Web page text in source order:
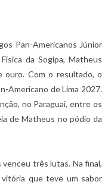
Pan-Americanos Júnior
da Sogipa, Matheus
ouro. Com o resultado, o
Americano de Lima 2027.
no Paraguai, entre os
de Matheus no pódio da
venceu três lutas. Na final,
que teve um sabor